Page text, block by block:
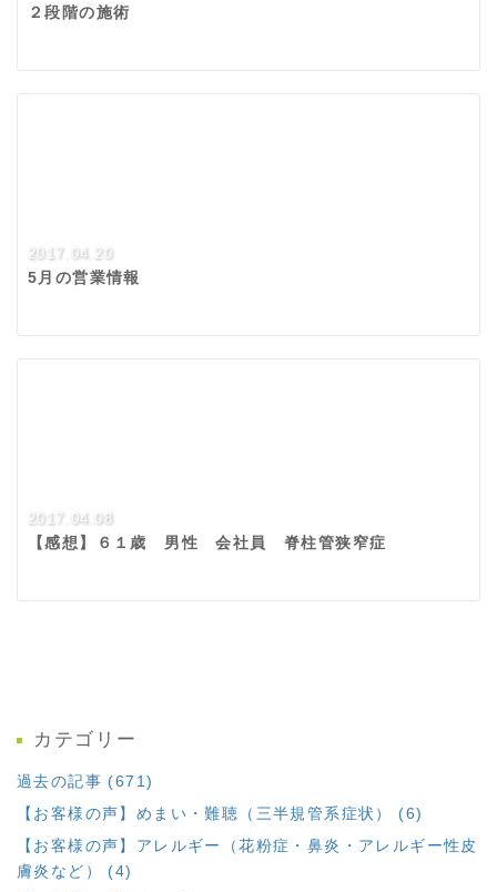
２段階の施術
2017.04.20
5月の営業情報
2017.04.08
【感想】６１歳 男性 会社員 脊柱管狭窄症
カテゴリー
過去の記事 (671)
【お客様の声】めまい・難聴（三半規管系症状） (6)
【お客様の声】アレルギー（花粉症・鼻炎・アレルギー性皮
膚炎など） (4)